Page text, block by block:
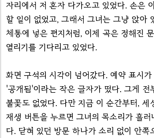
자리에서 저 혼자 다가오고 있었다. 손은
할 일이 없었고, 그래서 그녀는 그냥 앉아
체통에 넣은 편지처럼, 이제 곡은 정해진
열리기를 기다리고 있었다.
화면 구석의 시각이 넘어갔다. 예약 표시
'공개됨'이라는 작은 글자가 떴다. 그게 전
불꽃도 없었다. 다만 지금 이 순간부터, 세
재생 버튼을 누르면 그녀의 목소리가 흘러
다. 닫혀 있던 방문 하나가 소리 없이 안쪽